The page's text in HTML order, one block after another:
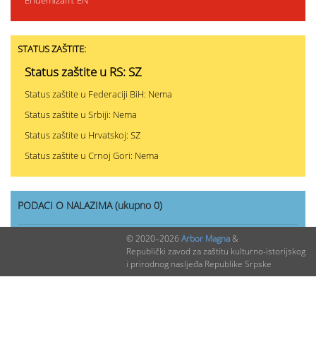
STATUS ZAŠTITE:
Status zaštite u RS: SZ
Status zaštite u Federaciji BiH: Nema
Status zaštite u Srbiji: Nema
Status zaštite u Hrvatskoj: SZ
Status zaštite u Crnoj Gori: Nema
PODACI O NALAZIMA (ukupno 0)
0
© 2020–2026 Arbor Magna&
Republički zavod za zaštitu kulturno-istorijskog
i prirodnog nasljeđa Republike Srpske